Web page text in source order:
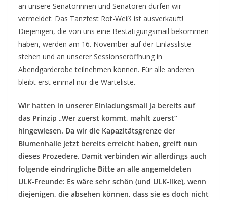
an unsere Senatorinnen und Senatoren dürfen wir
vermeldet: Das Tanzfest Rot-Weiß ist ausverkauft!
Diejenigen, die von uns eine Bestätigungsmail bekommen
haben, werden am 16. November auf der Einlassliste
stehen und an unserer Sessionseröffnung in
Abendgarderobe teilnehmen können. Für alle anderen
bleibt erst einmal nur die Warteliste.
Wir hatten in unserer Einladungsmail ja bereits auf
das Prinzip „Wer zuerst kommt, mahlt zuerst“
hingewiesen. Da wir die Kapazitätsgrenze der
Blumenhalle jetzt bereits erreicht haben, greift nun
dieses Prozedere. Damit verbinden wir allerdings auch
folgende eindringliche Bitte an alle angemeldeten
ULK-Freunde: Es wäre sehr schön (und ULK-like), wenn
diejenigen, die absehen können, dass sie es doch nicht